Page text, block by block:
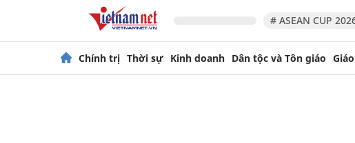
# ASEAN CUP
Chính trị Thời sự Kinh doanh Dân tộc và Tôn giáo